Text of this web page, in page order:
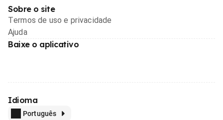
Sobre o site
Termos de uso e privacidade
Ajuda
Baixe o aplicativo
Idioma
Português